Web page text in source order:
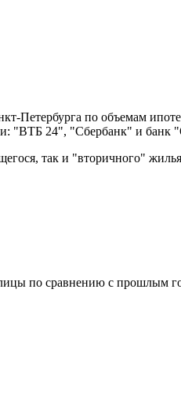
Петербурга по объемам
"ВТБ 24", "Сбербанк" и банк
так и "вторичного"
по сравнению с прошлым